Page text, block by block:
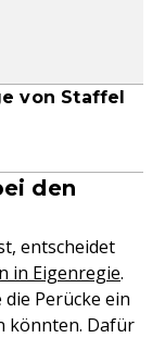
von Staffel
den
entscheidet
in Eigenregie.
Perücke ein
könnten. Dafür